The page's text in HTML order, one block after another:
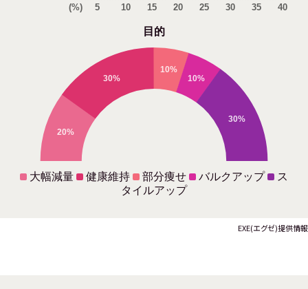
(%) 5 10 15 20 25 30 35 40
目的
20%
30%
10%
10%
30%
大幅減量 健康維持 部分痩せ バルクアップ
ス
タイルアップ
EXE(エグゼ)提供情報